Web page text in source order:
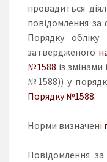
провадиться
повідомлення
Порядку обліку
затвердженого
№1588 із
№1588)) у
Порядку №1588.
Норми визначені
Повідомлення